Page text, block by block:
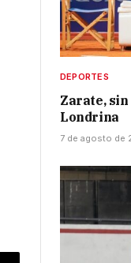
DEPORTES
Zarate, sin
Londrina
7 de agosto de